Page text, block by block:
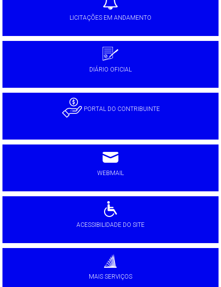
LICITAÇÕES EM ANDAMENTO
DIÁRIO OFICIAL
PORTAL DO CONTRIBUINTE
WEBMAIL
ACESSIBILIDADE DO SITE
MAIS SERVIÇOS